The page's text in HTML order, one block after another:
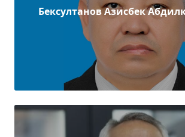
Бексултанов Азисбек